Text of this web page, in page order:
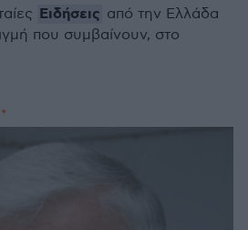
Ειδήσεις από την Ελλάδα
που συμβαίνουν, στο